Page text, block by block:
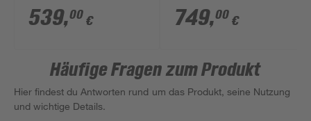
Li' mit 4 x 18 V Akkus
und 2 Ladegeräten,
539,00 €
Professional 4 x 18 V
Akkus, bis 700 m²
749,00 €
Häufige Fragen zum Produkt
Hier findest du Antworten rund um das Produkt, seine Nutzung
und wichtige Details.